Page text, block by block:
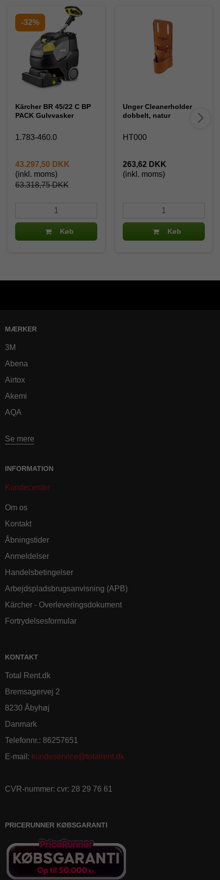
-32%
Kärcher BR 45/22 C BP
PACK Gulvvasker
1.783-460.0
63.318,75 DKK
43.297,50 DKK
(inkl. moms)
Køb
Unger Cleanerholder
dobbelt, natur
HT000
263,62 DKK
(inkl. moms)
Køb
MÆRKER
3M
Abena
Airtox
Akemi
AQA
Se mere
INFORMATION
Kundecenter
Om os
Kontakt
Åbningstider
Anmeldelser
Handelsbetingelser
Arbejdspladsbrugsanvisning (APB)
Kärcher - Overleveringsdokument
Fortrydelsesformular
KONTAKT
Total Rent.dk
Bremsagervej 2
8230 Åbyhøj
Danmark
Telefonnr.: 86257651
E-mail : kundeservice@totalrent.dk
CVR-nummer: cvr: 28 29 76 61
PRICERUNNER KØBSGARANTI